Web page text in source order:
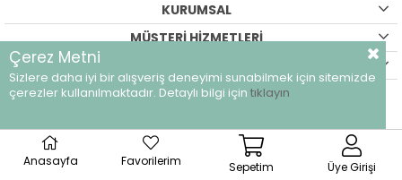
KURUMSAL
MÜŞTERİ HİZMETLERİ
©breeze.com.tr - Tüm hakları saklıdır.
Anasayfa Favorilerim Sepetim Üye Girişi
Çerez Metni
Sizlere daha iyi bir alışveriş deneyimi sunabilmek için sitemizde
çerezler kullanılmaktadır. Detaylı bilgi için tıklayın